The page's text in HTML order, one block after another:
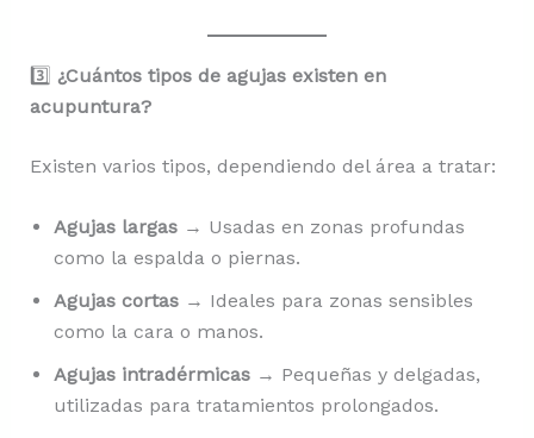
3️⃣ ¿Cuántos tipos de agujas existen en
acupuntura?
Existen varios tipos, dependiendo del área a tratar:
Agujas largas→ Usadas en zonas profundas
como la espalda o piernas.
Agujas cortas→ Ideales para zonas sensibles
como la cara o manos.
Agujas intradérmicas→ Pequeñas y delgadas,
utilizadas para tratamientos prolongados.